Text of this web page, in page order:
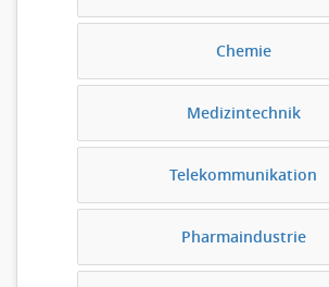
Chemie
Medizintechnik
Telekommunikation
Pharmaindustrie